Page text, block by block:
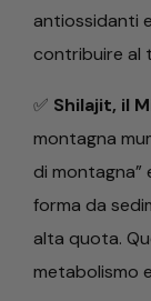
antiossidanti
contribuire al
✅ Shilajit, il
montagna
di montagna”
forma da
alta quota.
metabolismo